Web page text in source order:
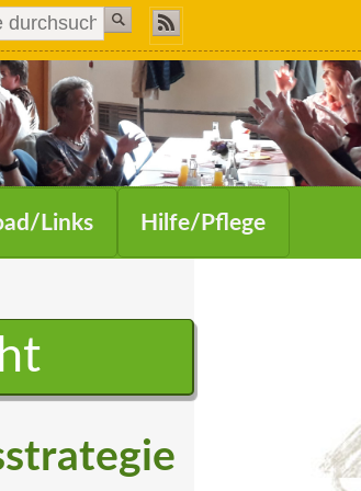
Links Hilfe/Pflege